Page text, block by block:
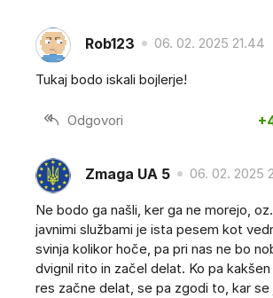
Rob123 06. 02. 2025 21.44
Tukaj bodo iskali bojlerje!
Odgovori
Zmaga UA 5 06. 02. 2025
Ne bodo ga našli, ker ga ne morejo,
javnimi službami je ista pesem kot
svinja kolikor hoče, pa pri nas ne bo
dvignil rito in začel delat. Ko pa
res začne delat, se pa zgodi to, kar se